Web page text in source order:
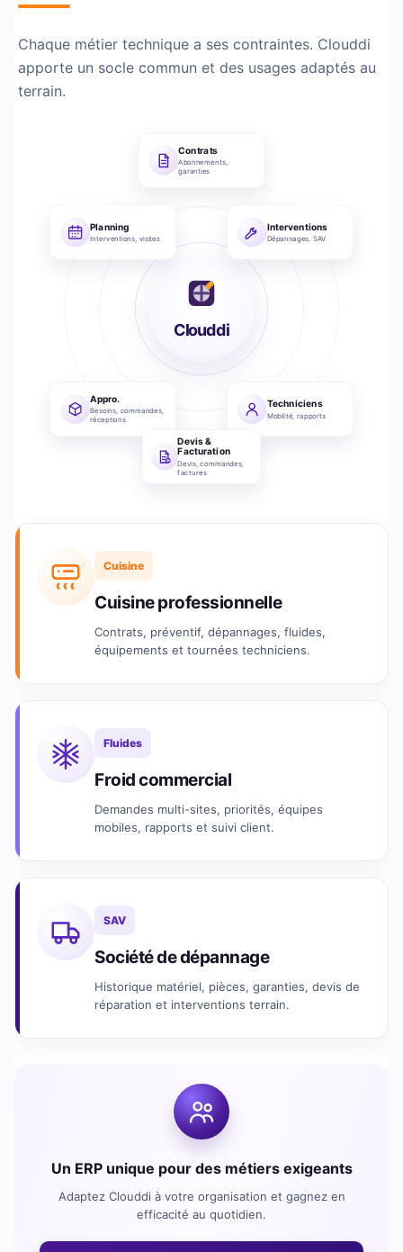
Chaque métier technique a ses contraintes. Clouddi
apporte un socle commun et des usages adaptés au
terrain.
Contrats
Abonnements,
garanties
Planning
Interventions, visites
Interventions
Dépannages, SAV
Appro.
Besoins, commandes,
réceptions
Techniciens
Mobilité, rapports
Devis &
Facturation
Devis, commandes,
factures
Clouddi
Cuisine
Cuisine professionnelle
Contrats, préventif, dépannages, fluides,
équipements et tournées techniciens.
Fluides
Froid commercial
Demandes multi-sites, priorités, équipes
mobiles, rapports et suivi client.
SAV
Société de dépannage
Historique matériel, pièces, garanties, devis de
réparation et interventions terrain.
Un ERP unique pour des métiers exigeants
Adaptez Clouddi à votre organisation et gagnez en
efficacité au quotidien.